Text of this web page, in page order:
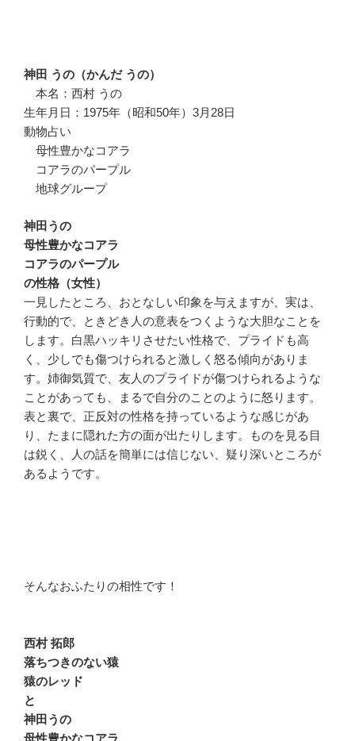
神田 うの（かんだ うの）
本名：西村 うの
生年月日：1975年（昭和50年）3月28日
動物占い
母性豊かなコアラ
コアラのパープル
地球グループ
神田うの
母性豊かなコアラ
コアラのパープル
の性格（女性）
一見したところ、おとなしい印象を与えますが、実は、
行動的で、ときどき人の意表をつくような大胆なことを
します。白黒ハッキリさせたい性格で、プライドも高
く、少しでも傷つけられると激しく怒る傾向がありま
す。姉御気質で、友人のプライドが傷つけられるような
ことがあっても、まるで自分のことのように怒ります。
表と裏で、正反対の性格を持っているような感じがあ
り、たまに隠れた方の面が出たりします。ものを見る目
は鋭く、人の話を簡単には信じない、疑り深いところが
あるようです。
そんなおふたりの相性です！
西村 拓郎
落ちつきのない猿
猿のレッド
と
神田うの
母性豊かなコアラ